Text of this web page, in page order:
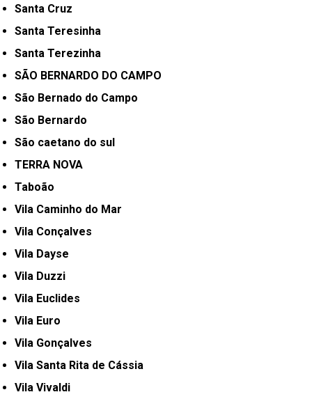
Santa Cruz
Santa Teresinha
Santa Terezinha
SÃO BERNARDO DO CAMPO
São Bernado do Campo
São Bernardo
São caetano do sul
TERRA NOVA
Taboão
Vila Caminho do Mar
Vila Conçalves
Vila Dayse
Vila Duzzi
Vila Euclides
Vila Euro
Vila Gonçalves
Vila Santa Rita de Cássia
Vila Vivaldi